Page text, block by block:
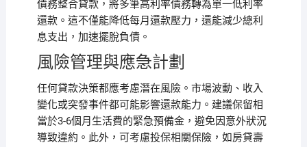
債務整合貸款，將多筆高利率債務轉為單一低利率
還款。這不僅能降低每月還款壓力，還能減少總利
息支出，加速擺脫負債。
風險管理與應急計劃
任何貸款決策都應考慮潛在風險。市場波動、收入
變化或突發事件都可能影響還款能力。建議保留相
當於3-6個月生活費的緊急預備金，避免因意外狀況
導致違約。此外，可考慮投保相關保險，如房貸壽